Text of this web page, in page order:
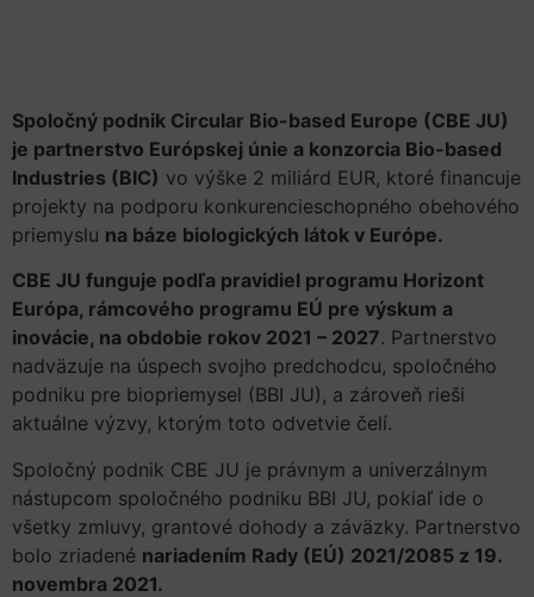
Spoločný podnik Circular Bio-based Europe (CBE JU)
je partnerstvo Európskej únie a konzorcia Bio-based
Industries (BIC) vo výške 2 miliárd EUR, ktoré financuje
projekty na podporu konkurencieschopného obehového
priemyslu na báze biologických látok v Európe.
CBE JU funguje podľa pravidiel programu Horizont
Európa, rámcového programu EÚ pre výskum a
inovácie, na obdobie rokov 2021 – 2027. Partnerstvo
nadväzuje na úspech svojho predchodcu, spoločného
podniku pre biopriemysel (BBI JU), a zároveň rieši
aktuálne výzvy, ktorým toto odvetvie čelí.
Spoločný podnik CBE JU je právnym a univerzálnym
nástupcom spoločného podniku BBI JU, pokiaľ ide o
všetky zmluvy, grantové dohody a záväzky. Partnerstvo
bolo zriadené nariadením Rady (EÚ) 2021/2085 z 19.
novembra 2021.